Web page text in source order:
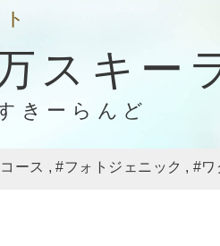
スキー
きーらんど
ース #フォトジェニック #ワ